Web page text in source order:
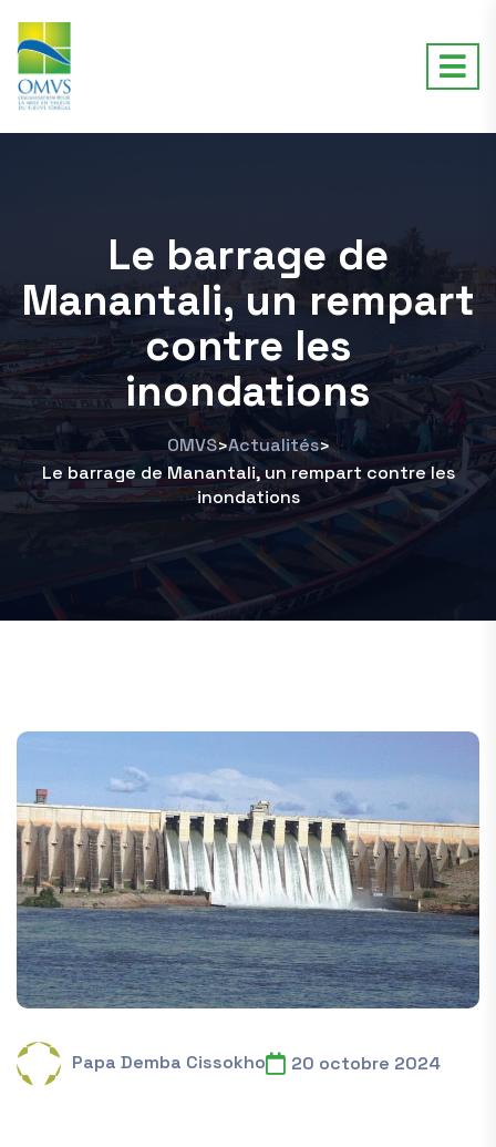
Le barrage de
Manantali, un rempart
contre les
inondations
OMVS>Actualités>
Le barrage de Manantali, un rempart contre les
inondations
Papa Demba Cissokho 20 octobre 2024